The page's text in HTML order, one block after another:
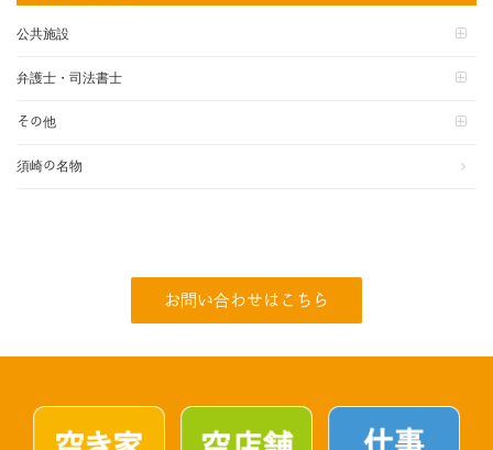
公共施設
弁護士・司法書士
その他
須崎の名物
お問い合わせはこちら